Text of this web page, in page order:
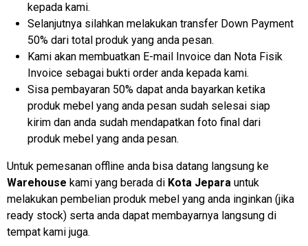
kepada kami.
Selanjutnya silahkan melakukan transfer Down Payment
50% dari total produk yang anda pesan.
Kami akan membuatkan E-mail Invoice dan Nota Fisik
Invoice sebagai bukti order anda kepada kami.
Sisa pembayaran 50% dapat anda bayarkan ketika
produk mebel yang anda pesan sudah selesai siap
kirim dan anda sudah mendapatkan foto final dari
produk mebel yang anda pesan.
Untuk pemesanan offline anda bisa datang langsung ke
Warehouse kami yang berada di Kota Jepara untuk
melakukan pembelian produk mebel yang anda inginkan (jika
ready stock) serta anda dapat membayarnya langsung di
tempat kami juga.